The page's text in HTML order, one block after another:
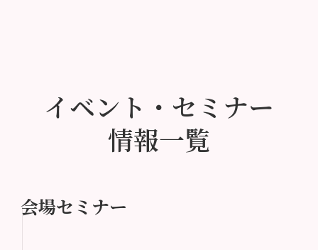
イベント・セミナー
情報一覧
会場セミナー